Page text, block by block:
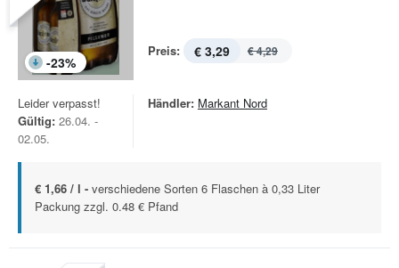
-23%
Preis: € 3,29 € 4,29
Leider verpasst!
Gültig: 26.04. -
02.05.
Händler: Markant Nord
€ 1,66 / l - verschiedene Sorten 6 Flaschen à 0,33 Liter
Packung zzgl. 0.48 € Pfand